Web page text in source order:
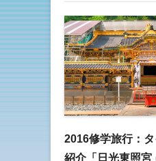
2016修学旅行：
紹介「日光東照宮